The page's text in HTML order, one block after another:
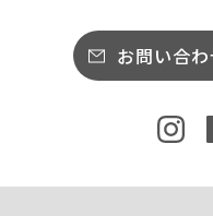
お問い合わ